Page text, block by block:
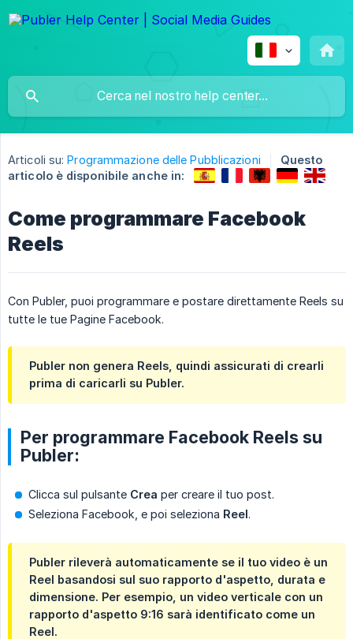
Articoli su: Programmazione delle Pubblicazioni
Questo
articolo è disponibile anche in:
Come programmare Facebook
Reels
Con Publer, puoi programmare e postare direttamente Reels su
tutte le tue Pagine Facebook.
Publer non genera Reels, quindi assicurati di crearli
prima di caricarli su Publer.
Per programmare Facebook Reels su
Publer:
Clicca sul pulsante Crea per creare il tuo post.
Seleziona Facebook, e poi seleziona Reel.
Publer rileverà automaticamente se il tuo video è un
Reel basandosi sul suo rapporto d'aspetto, durata e
dimensione. Per esempio, un video verticale con un
rapporto d'aspetto 9:16 sarà identificato come un
Reel.